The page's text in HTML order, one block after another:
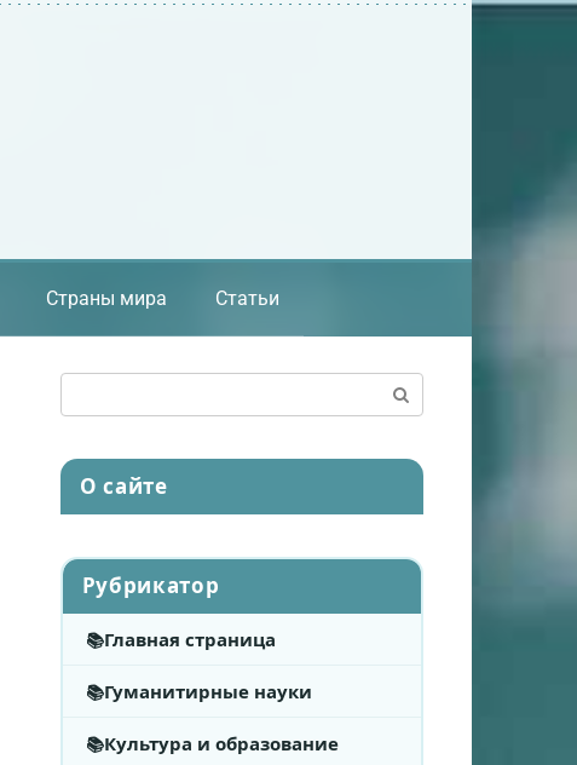
Страны мира Статьи
О сайте
Рубрикатор
Главная страница
Гуманитирные науки
Культура и образование